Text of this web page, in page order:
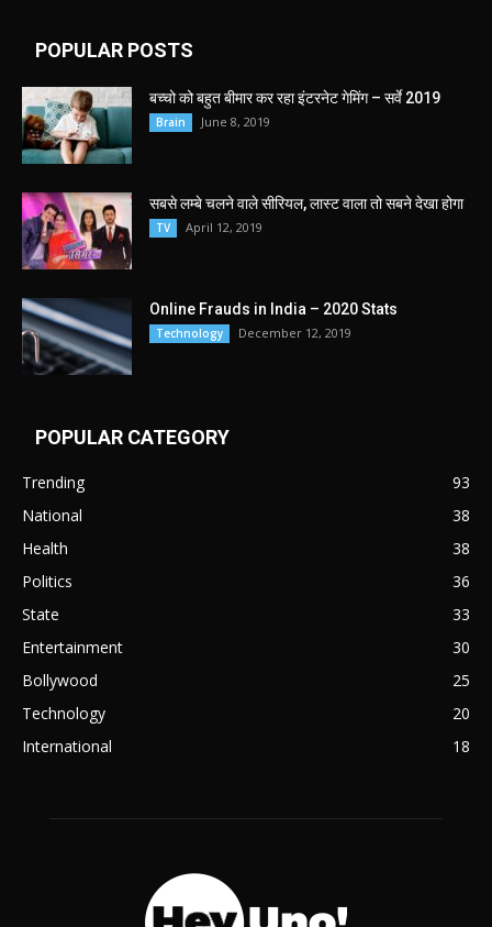
POPULAR POSTS
बच्चो को बहुत बीमार कर रहा इंटरनेट गेमिंग – सर्वे 2019
Brain June 8, 2019
सबसे लम्बे चलने वाले सीरियल, लास्ट वाला तो सबने देखा होगा
TV April 12, 2019
Online Frauds in India – 2020 Stats
Technology December 12, 2019
POPULAR CATEGORY
Trending
93
National
38
Health
38
Politics
36
State
33
Entertainment
30
Bollywood
25
Technology
20
International
18